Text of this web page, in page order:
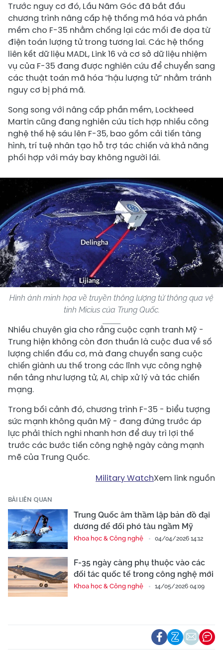
Trước nguy cơ đó, Lầu Năm Góc đã bắt đầu
chương trình nâng cấp hệ thống mã hóa và phần
mềm cho F-35 nhằm chống lại các mối đe dọa từ
điện toán lượng tử trong tương lai. Các hệ thống
liên kết dữ liệu MADL, Link 16 và cơ sở dữ liệu nhiệm
vụ của F-35 đang được nghiên cứu để chuyển sang
các thuật toán mã hóa “hậu lượng tử” nhằm tránh
nguy cơ bị phá mã.
Song song với nâng cấp phần mềm, Lockheed
Martin cũng đang nghiên cứu tích hợp nhiều công
nghệ thế hệ sáu lên F-35, bao gồm cải tiến tàng
hình, trí tuệ nhân tạo hỗ trợ tác chiến và khả năng
phối hợp với máy bay không người lái.
Hình ảnh minh họa về truyền thông lượng tử thông qua vệ
tinh Micius của Trung Quốc.
Nhiều chuyên gia cho rằng cuộc cạnh tranh Mỹ -
Trung hiện không còn đơn thuần là cuộc đua về số
lượng chiến đấu cơ, mà đang chuyển sang cuộc
chiến giành ưu thế trong các lĩnh vực công nghệ
nền tảng như lượng tử, AI, chip xử lý và tác chiến
mạng.
Trong bối cảnh đó, chương trình F-35 - biểu tượng
sức mạnh không quân Mỹ - đang đứng trước áp
lực phải thích nghi nhanh hơn để duy trì lợi thế
trước các bước tiến công nghệ ngày càng mạnh
mẽ của Trung Quốc.
Military WatchXem link nguồn
BÀI LIÊN QUAN
Trung Quốc âm thầm lập bản đồ đại
dương để đối phó tàu ngầm Mỹ
Khoa học & Công nghệ 04/04/2026 14:12
F-35 ngày càng phụ thuộc vào các
đối tác quốc tế trong công nghệ mới
Khoa học & Công nghệ 14/05/2026 04:09